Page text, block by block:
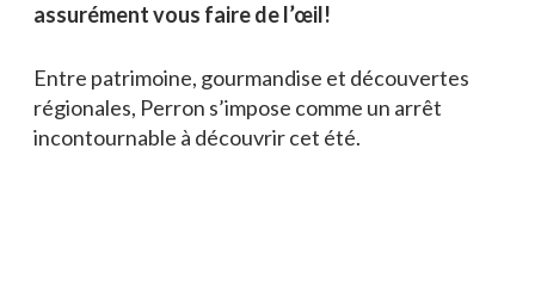
assurément vous faire de l’œil!
Entre patrimoine, gourmandise et découvertes
régionales, Perron s’impose comme un arrêt
incontournable à découvrir cet été.